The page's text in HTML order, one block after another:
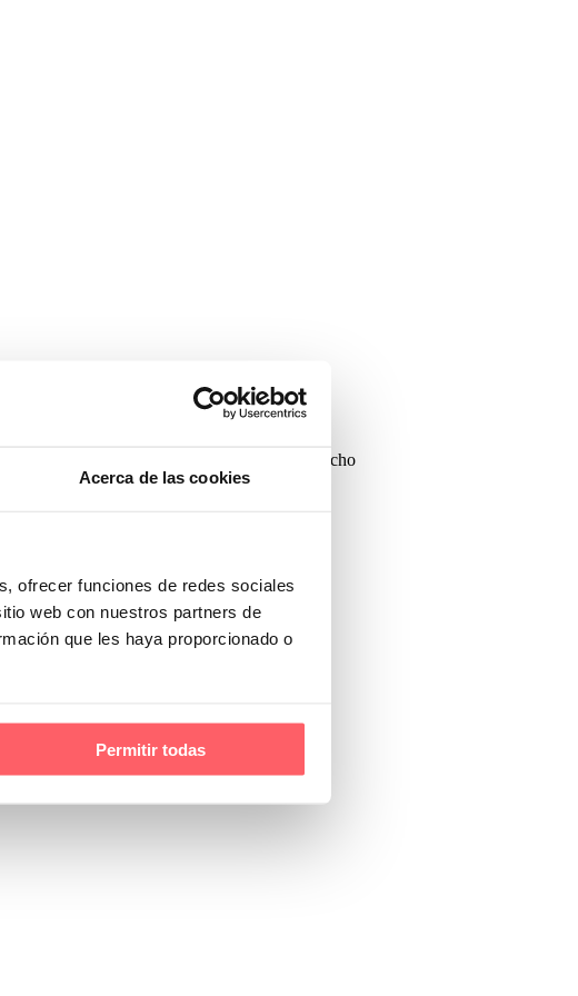
Acerca de las cookies
ofrecer funciones de redes sociales
web con nuestros partners de
que les haya proporcionado o
Permitir todas
ventana que queremos abrir. Con rieles al techo